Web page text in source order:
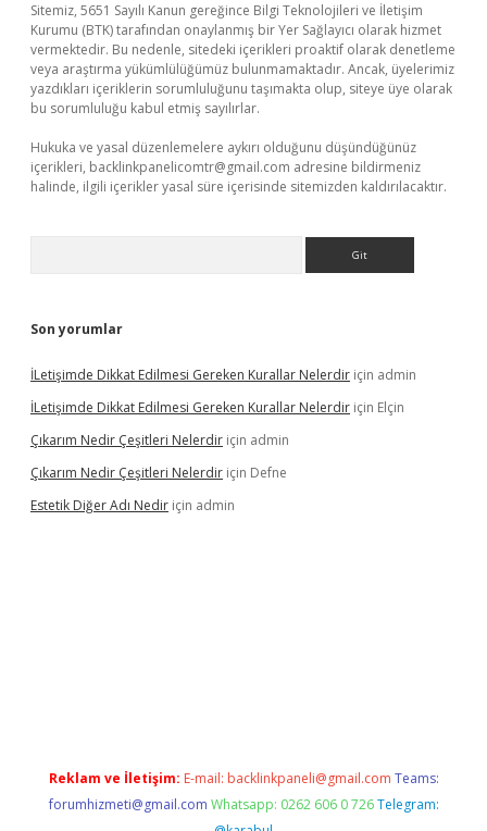
Sitemiz, 5651 Sayılı Kanun gereğince Bilgi Teknolojileri ve İletişim
Kurumu (BTK) tarafından onaylanmış bir Yer Sağlayıcı olarak hizmet
vermektedir. Bu nedenle, sitedeki içerikleri proaktif olarak denetleme
veya araştırma yükümlülüğümüz bulunmamaktadır. Ancak, üyelerimiz
yazdıkları içeriklerin sorumluluğunu taşımakta olup, siteye üye olarak
bu sorumluluğu kabul etmiş sayılırlar.
Hukuka ve yasal düzenlemelere aykırı olduğunu düşündüğünüz
içerikleri, backlinkpanelicomtr@gmail.com adresine bildirmeniz
halinde, ilgili içerikler yasal süre içerisinde sitemizden kaldırılacaktır.
Son yorumlar
İLetişimde Dikkat Edilmesi Gereken Kurallar Nelerdir için admin
İLetişimde Dikkat Edilmesi Gereken Kurallar Nelerdir için Elçin
Çıkarım Nedir Çeşitleri Nelerdir için admin
Çıkarım Nedir Çeşitleri Nelerdir için Defne
Estetik Diğer Adı Nedir için admin
Reklam ve İletişim: E-mail: backlinkpaneli@gmail.com Teams:
forumhizmeti@gmail.com Whatsapp: 0262 606 0 726 Telegram: